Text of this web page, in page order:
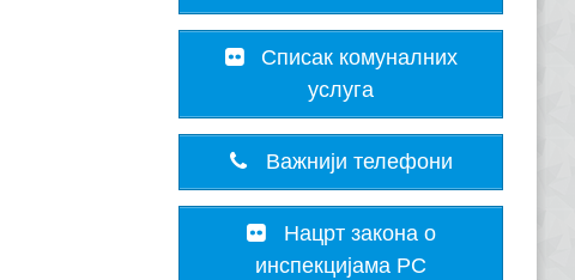
Списак комуналних
услуга
Важнији телефони
Нацрт закона о
инспекцијама РС